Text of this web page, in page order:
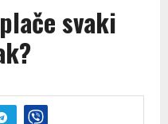
svaki